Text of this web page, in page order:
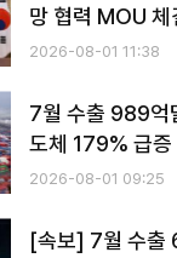
망 협력 MOU 체
2026-08-01 11:38
7월 수출 989억
도체 179% 급증
2026-08-01 09:25
[속보] 7월 수출 62.8%↑988.9억